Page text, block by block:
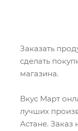
Заказать
сделать
магазина.
Вкус Март
лучших
Астане. Заказ